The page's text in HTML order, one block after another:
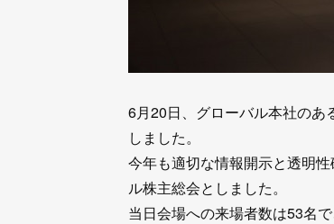
6月20日、グローバル本社のあ
しました。
今年も適切な情報開示と透明
ル株主総会としました。
当日会場への来場者数は53名